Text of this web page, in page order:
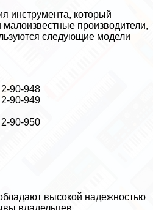
инструмента, который
производители,
следующие модели
2-90-948
2-90-949
2-90-950
высокой надежностью